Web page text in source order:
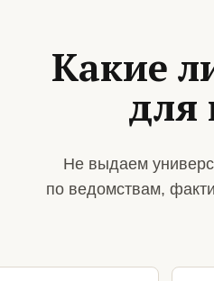
Какие
для
Не выдаем
по ведомствам,